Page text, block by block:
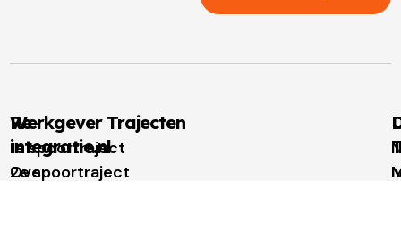
Re-
integratie.nl
Over
Werkgever Trajecten
1e spoortraject
2e spoortraject